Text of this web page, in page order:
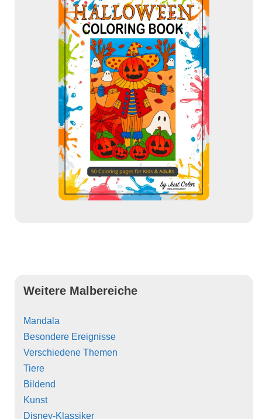
Weitere Malbereiche
Mandala
Besondere Ereignisse
Verschiedene Themen
Tiere
Bildend
Kunst
Disney-Klassiker